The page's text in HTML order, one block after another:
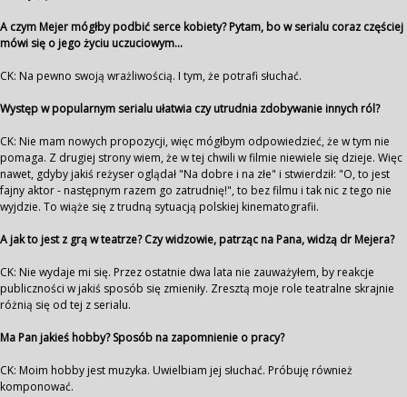
A czym Mejer mógłby podbić serce kobiety? Pytam, bo w serialu coraz częściej
mówi się o jego życiu uczuciowym...
CK: Na pewno swoją wrażliwością. I tym, że potrafi słuchać.
Występ w popularnym serialu ułatwia czy utrudnia zdobywanie innych ról?
CK: Nie mam nowych propozycji, więc mógłbym odpowiedzieć, że w tym nie
pomaga. Z drugiej strony wiem, że w tej chwili w filmie niewiele się dzieje. Więc
nawet, gdyby jakiś reżyser oglądał "Na dobre i na złe" i stwierdził: "O, to jest
fajny aktor - następnym razem go zatrudnię!", to bez filmu i tak nic z tego nie
wyjdzie. To wiąże się z trudną sytuacją polskiej kinematografii.
A jak to jest z grą w teatrze? Czy widzowie, patrząc na Pana, widzą dr Mejera?
CK: Nie wydaje mi się. Przez ostatnie dwa lata nie zauważyłem, by reakcje
publiczności w jakiś sposób się zmieniły. Zresztą moje role teatralne skrajnie
różnią się od tej z serialu.
Ma Pan jakieś hobby? Sposób na zapomnienie o pracy?
CK: Moim hobby jest muzyka. Uwielbiam jej słuchać. Próbuję również
komponować.